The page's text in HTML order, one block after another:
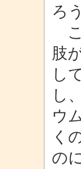
ろ
こ
肢
し
し
ウ
く
の